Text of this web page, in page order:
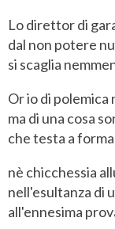
Lo direttor di
dal non potere
si scaglia
Or io di
ma di una cosa
che testa a
nè chicchessia
nell'esultanza di
all'ennesima